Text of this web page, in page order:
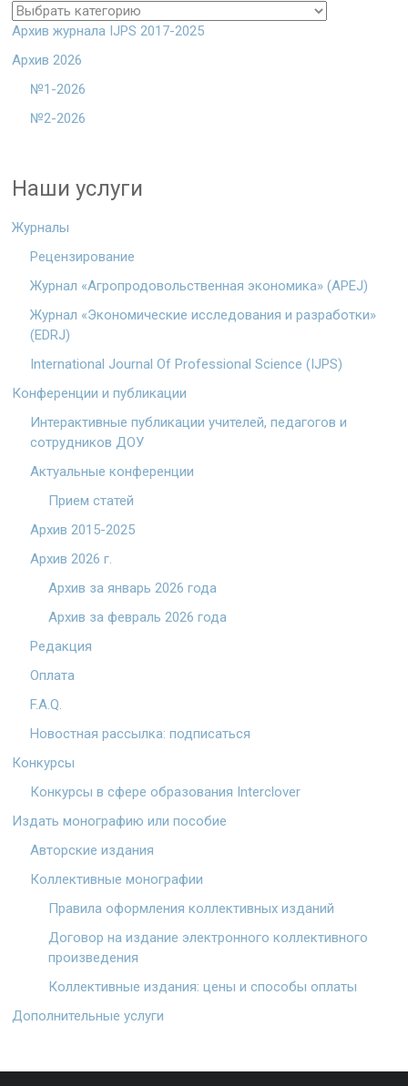
Архив журнала IJPS 2017-2025
Архив 2026
№1-2026
№2-2026
Наши услуги
Журналы
Рецензирование
Журнал «Агропродовольственная экономика» (APEJ)
Журнал «Экономические исследования и разработки»
(EDRJ)
International Journal Of Professional Science (IJPS)
Конференции и публикации
Интерактивные публикации учителей, педагогов и
сотрудников ДОУ
Актуальные конференции
Прием статей
Архив 2015-2025
Архив 2026 г.
Архив за январь 2026 года
Архив за февраль 2026 года
Редакция
Оплата
F.A.Q.
Новостная рассылка: подписаться
Конкурсы
Конкурсы в сфере образования Interclover
Издать монографию или пособие
Авторские издания
Коллективные монографии
Правила оформления коллективных изданий
Договор на издание электронного коллективного
произведения
Коллективные издания: цены и способы оплаты
Дополнительные услуги